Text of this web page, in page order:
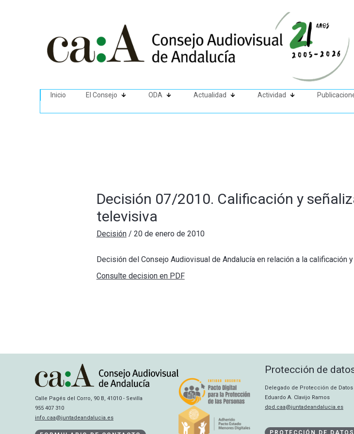
Inicio El Consejo ODA Actualidad Actividad
Decisión 07/2010. Calificación y
televisiva
Decisión/ 20 de enero de 2010
Decisión del Consejo Audiovisual de Andalucía en relación a la
Consulte decision en PDF
Calle Pagés del Corro, 90 B, 41010 - Sevilla
955 407 310
info.caa@juntadeandalucia.es
Protección de
Delegado de Protección de Datos
Eduardo A. Clavijo Ramos
dpd.caa@juntadeandalucia.es
PROTECCIÓN DE DATOS